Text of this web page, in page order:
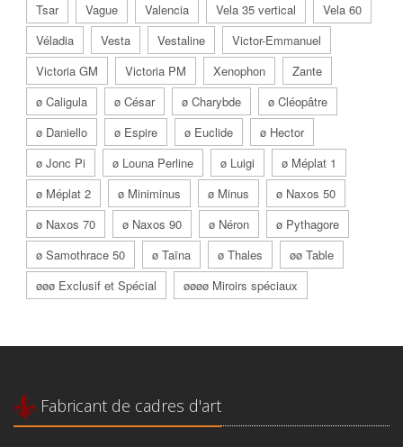
Tsar
Vague Valencia Vela 35 vertical
Vela 60
Véladia
Vesta Vestaline
Victor-Emmanuel
Victoria GM
Victoria PM Xenophon
Zante
ø Caligula
ø César ø Charybde
ø Cléopâtre
ø Daniello
ø Espire ø Euclide
ø Hector
ø Jonc Pi
ø Louna Perline ø Luigi
ø Méplat 1
ø Méplat 2
ø Miniminus ø Minus
ø Naxos 50
ø Naxos 70
ø Naxos 90 ø Néron
ø Pythagore
ø Samothrace 50
ø Taïna ø Thales
øø Table
øøø Exclusif et Spécial
øøøø Miroirs spéciaux
Fabricant de cadres d'art